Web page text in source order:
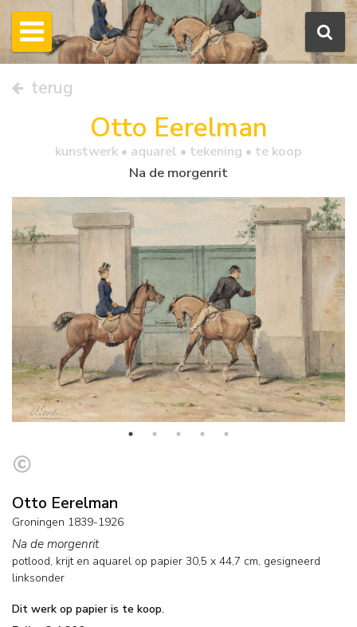
terug
Otto Eerelman
kunstwerk • aquarel • tekening • te koop
Na de morgenrit
Otto Eerelman
Groningen 1839-1926
Na de morgenrit
potlood, krijt en aquarel op papier 30,5 x 44,7 cm, gesigneerd
linksonder
Dit werk op papier is te koop.